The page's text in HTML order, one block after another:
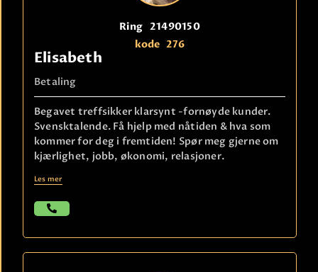
Ring 21490150
kode 276
Elisabeth
Betaling
Begavet treffsikker klarsynt -fornøyde kunder.
Svensktalende. Få hjelp med nåtiden & hva som
kommer for deg i fremtiden! Spør meg gjerne om
kjærlighet, jobb, økonomi, relasjoner.
Les mer